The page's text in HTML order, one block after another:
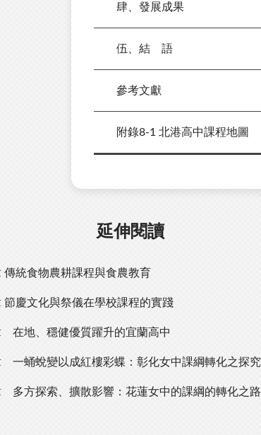
肆、發展成果
伍、結 語
參考文獻
附錄8-1 北港高中課程地圖
延伸閱讀
傳統食物農耕課程與食農教育
節慶文化與祭儀在學校課程的實踐
在地、穩健優質躍升的宜蘭高中
一蛹蛻變以成紅樓彩蝶：彰化女中課綱轉化之探究
多方探索、擴散影響：花蓮女中的課綱的轉化之路